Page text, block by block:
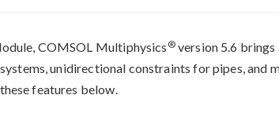
COMSOL Multiphysics ®version 5.6 brings
unidirectional constraints for pipes, and
features below.